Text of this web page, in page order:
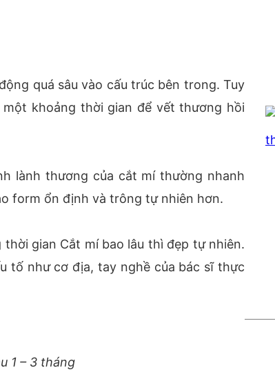
quá sâu vào cấu trúc bên trong. Tuy
khoảng thời gian để vết thương hồi
lành thương của cắt mí thường nhanh
form ổn định và trông tự nhiên hơn.
gian Cắt mí bao lâu thì đẹp tự nhiên.
tố như cơ địa, tay nghề của bác sĩ thực
1 – 3 tháng